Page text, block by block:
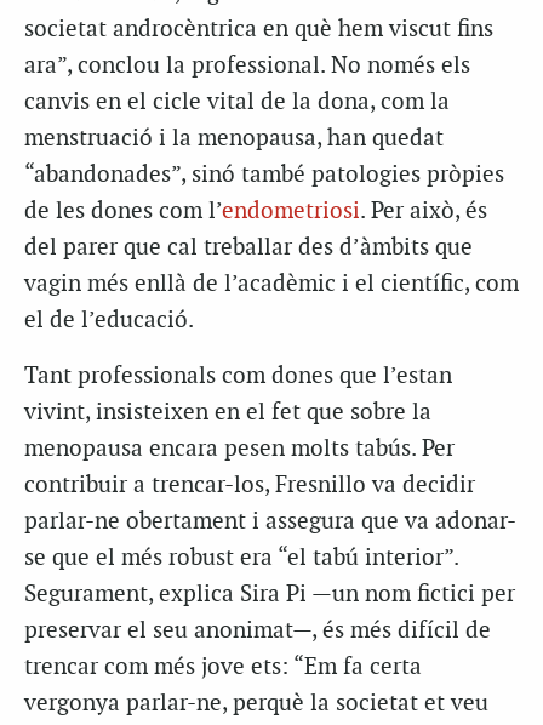
societat androcèntrica en què hem viscut fins
ara”, conclou la professional. No només els
canvis en el cicle vital de la dona, com la
menstruació i la menopausa, han quedat
“abandonades”, sinó també patologies pròpies
de les dones com l’endometriosi. Per això, és
del parer que cal treballar des d’àmbits que
vagin més enllà de l’acadèmic i el científic, com
el de l’educació.
Tant professionals com dones que l’estan
vivint, insisteixen en el fet que sobre la
menopausa encara pesen molts tabús. Per
contribuir a trencar-los, Fresnillo va decidir
parlar-ne obertament i assegura que va adonar-
se que el més robust era “el tabú interior”.
Segurament, explica Sira Pi —un nom fictici per
preservar el seu anonimat—, és més difícil de
trencar com més jove ets: “Em fa certa
vergonya parlar-ne, perquè la societat et veu